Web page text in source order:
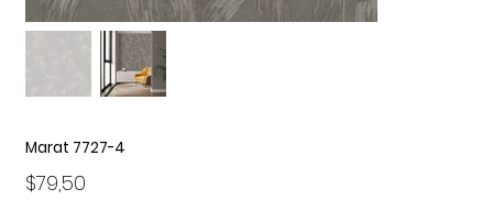
Marat 7727-4
Precio
$79,50